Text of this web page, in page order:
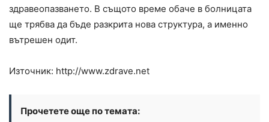
здравеопазването. В същото време обаче в болницата
ще трябва да бъде разкрита нова структура, а именно
вътрешен одит.
Източник: http://www.zdrave.net
Прочетете още по темата: